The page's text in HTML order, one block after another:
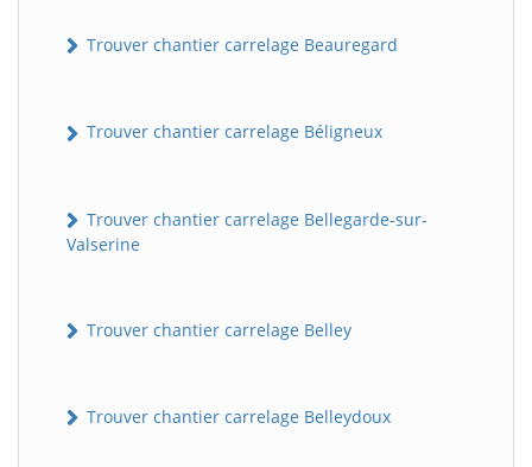
Trouver chantier carrelage Beauregard
Trouver chantier carrelage Béligneux
Trouver chantier carrelage Bellegarde-sur-
Valserine
Trouver chantier carrelage Belley
Trouver chantier carrelage Belleydoux